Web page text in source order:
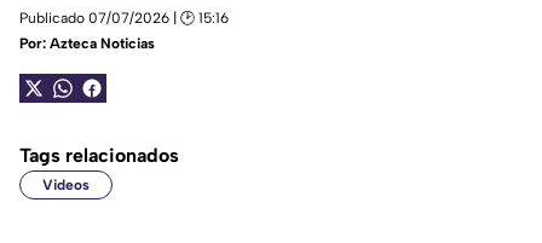
Publicado 07/07/2026 | 🕑 15:16
Por: Azteca Noticias
Tags relacionados
Videos